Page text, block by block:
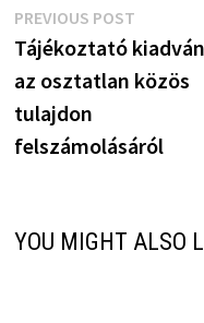
Bejegyzés
navigáció
PREVIOUS POSTPrevious
post:
Tájékoztató
az osztatlan közös
tulajdon
felszámolásáról
YOU MIGHT ALSO